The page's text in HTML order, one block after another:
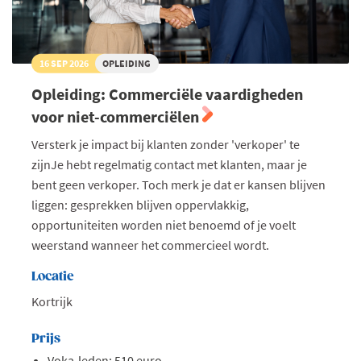
16 SEP 2026 OPLEIDING
Opleiding: Commerciële vaardigheden
voor niet-commerciëlen
Versterk je impact bij klanten zonder 'verkoper' te
zijnJe hebt regelmatig contact met klanten, maar je
bent geen verkoper. Toch merk je dat er kansen blijven
liggen: gesprekken blijven oppervlakkig,
opportuniteiten worden niet benoemd of je voelt
weerstand wanneer het commercieel wordt.
Locatie
Kortrijk
Prijs